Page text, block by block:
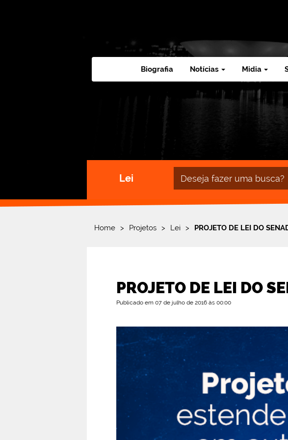
Biografia Notícias Midia
Lei
busca
Home > Projetos > Lei > PROJETO DE LEI DO
PROJETO DE LEI DO
Publicado em 07 de julho de 2016 às 00:00